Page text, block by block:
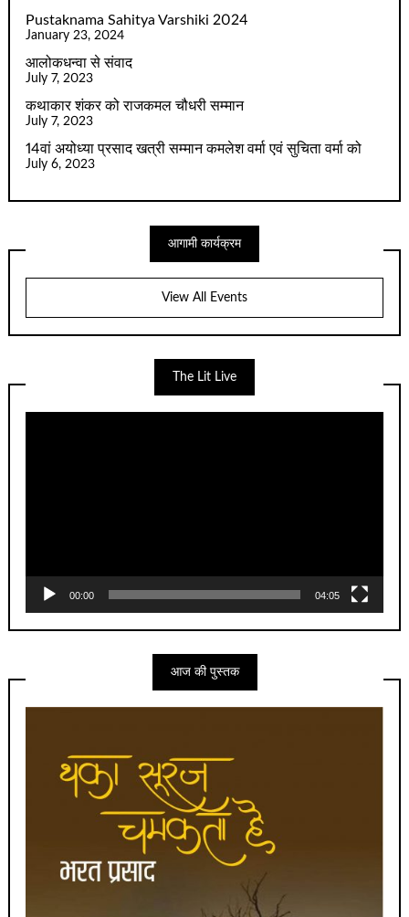
Pustaknama Sahitya Varshiki 2024
January 23, 2024
आलोकधन्वा से संवाद
July 7, 2023
कथाकार शंकर को राजकमल चौधरी सम्मान
July 7, 2023
14वां अयोध्या प्रसाद खत्री सम्मान कमलेश वर्मा एवं सुचिता वर्मा को
July 6, 2023
आगामी कार्यक्रम
View All Events
The Lit Live
00:00 04:05
आज की पुस्तक